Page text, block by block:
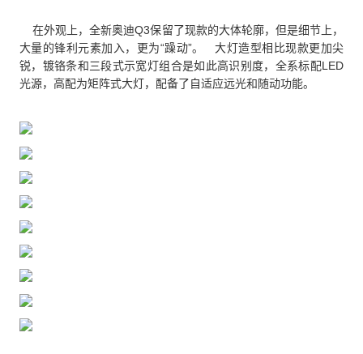
在外观上，全新奥迪Q3保留了现款的大体轮廓，但是细节上，
大量的锋利元素加入，更为“躁动”。 大灯造型相比现款更加尖
锐，镀铬条和三段式示宽灯组合是如此高识别度，全系标配LED
光源，高配为矩阵式大灯，配备了自适应远光和随动功能。